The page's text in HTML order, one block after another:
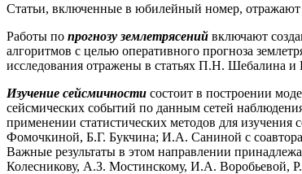
Статьи, включенные в юбилейный номер,
Работы по прогнозу землетрясений включают
алгоритмов с целью оперативного прогноза
исследования отражены в статьях П.Н.
Изучение сейсмичности состоит в построении
сейсмических событий по данным сетей
применении статистических методов для
Фомочкиной, Б.Г. Букчина; И.А. Саниной с
Важные результаты в этом направлении
Колесникову, А.З. Мостинскому, И.А. Воробьевой,